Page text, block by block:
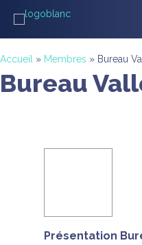
Accueil » Membres » Bureau
Bureau
Présentation